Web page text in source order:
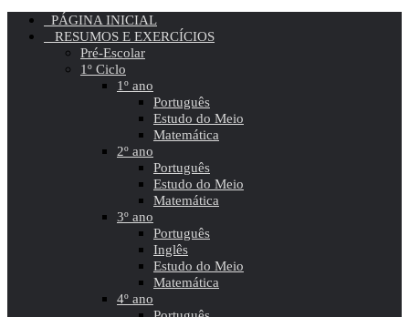
PÁGINA INICIAL
RESUMOS E EXERCÍCIOS
Pré-Escolar
1º Ciclo
1º ano
Português
Estudo do Meio
Matemática
2º ano
Português
Estudo do Meio
Matemática
3º ano
Português
Inglês
Estudo do Meio
Matemática
4º ano